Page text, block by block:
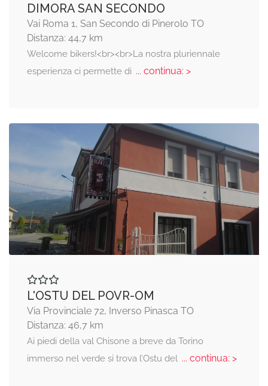
DIMORA SAN SECONDO
Vai Roma 1, San Secondo di Pinerolo TO
Distanza: 44,7 km
Welcome bikers!<br><br>La nostra pluriennale
esperienza ci permette di ... continua: >
L'OSTU DEL POVR-OM
Via Provinciale 72, Inverso Pinasca TO
Distanza: 46,7 km
Ai piedi della val Chisone a breve da Torino
immerso nel verde si trova l’Ostu del ... continua: >